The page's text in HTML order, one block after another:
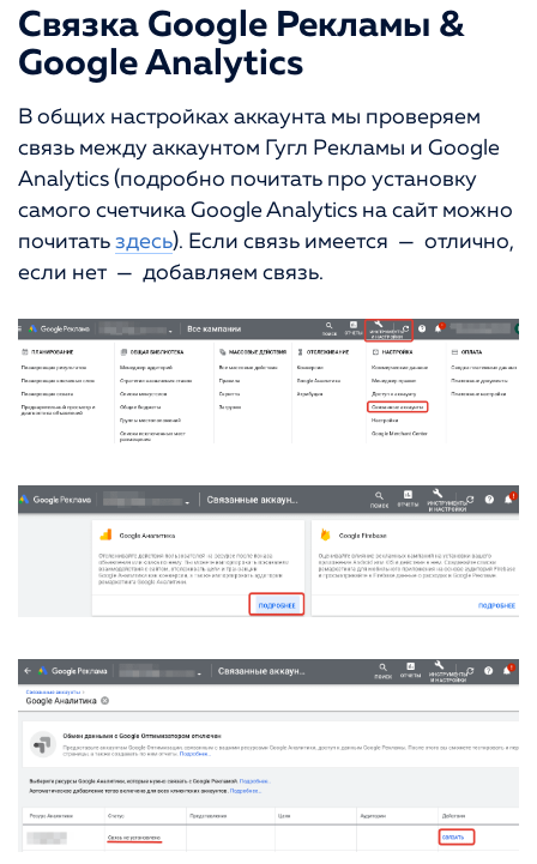
Связка Google Рекламы &
Google Analytics
В общих настройках аккаунта мы проверяем
связь между аккаунтом Гугл Рекламы и Google
Analytics (подробно почитать про установку
самого счетчика Google Analytics на сайт можно
почитать здесь). Если связь имеется — отлично,
если нет — добавляем связь.